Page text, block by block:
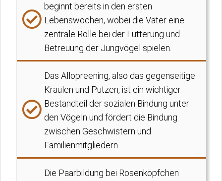
beginnt bereits in den ersten
Lebenswochen, wobei die Väter eine
zentrale Rolle bei der Fütterung und
Betreuung der Jungvögel spielen.
Das Allopreening, also das gegenseitige
Kraulen und Putzen, ist ein wichtiger
Bestandteil der sozialen Bindung unter
den Vögeln und fördert die Bindung
zwischen Geschwistern und
Familienmitgliedern.
Die Paarbildung bei Rosenköpfchen